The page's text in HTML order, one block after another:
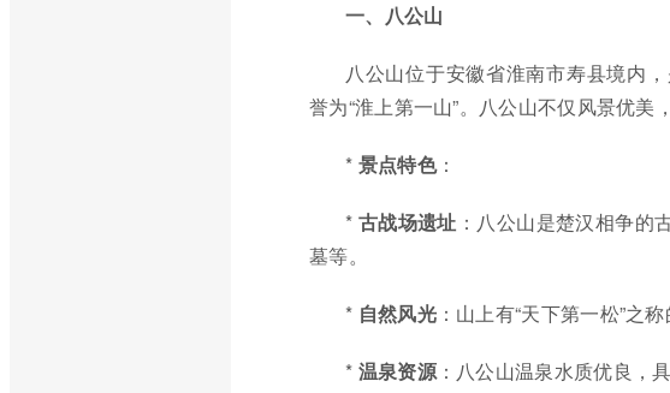
一、八公山
八公山位于安徽省淮南市寿县境内
誉为“淮上第一山”。八公山不仅风景优美
* 景点特色：
* 古战场遗址 ：八公山是楚汉相争的
墓等。
* 自然风光：山上有“天下第一松”之
* 温泉资源：八公山温泉水质优良，